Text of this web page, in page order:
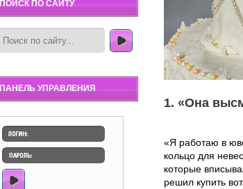
ПОИСК ПО САЙТУ
ПАНЕЛЬ УПРАВЛЕНИЯ
1. «Она
«Я работаю в
кольцо для
которые
решил купить